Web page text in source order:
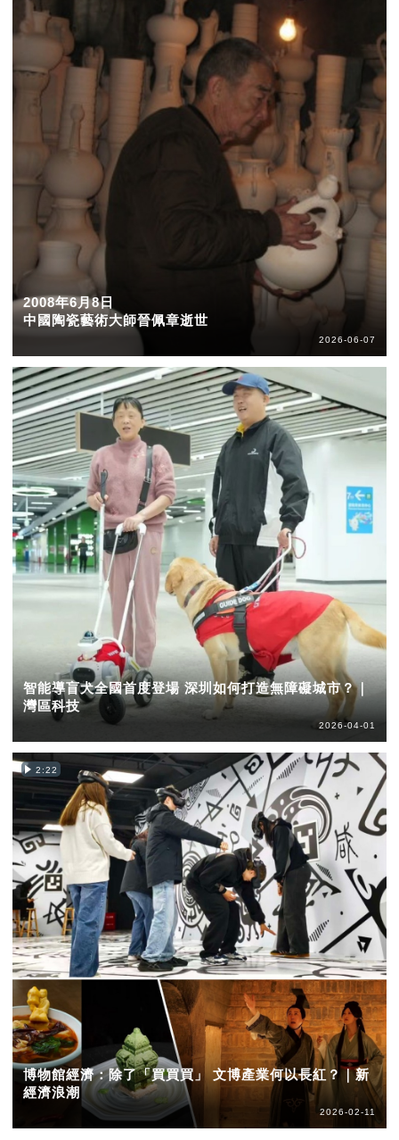
2008年6月8日
中國陶瓷藝術大師晉佩章逝世
2026-06-07
智能導盲犬全國首度登場 深圳如何打造無障礙城市？｜
灣區科技
2026-04-01
2:22
博物館經濟：除了「買買買」 文博產業何以長紅？｜新
經濟浪潮
2026-02-11